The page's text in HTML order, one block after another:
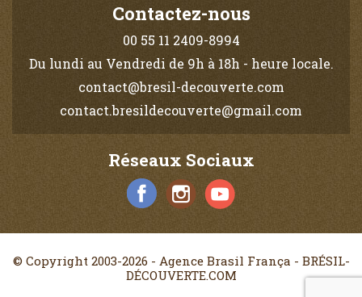
Contactez-nous
00 55 11 2409-8994
Du lundi au Vendredi de 9h à 18h - heure locale.
contact@bresil-decouverte.com
contact.bresildecouverte@gmail.com
Réseaux Sociaux
© Copyright 2003-2026 - Agence Brasil França - BRÉSIL-
DÉCOUVERTE.COM